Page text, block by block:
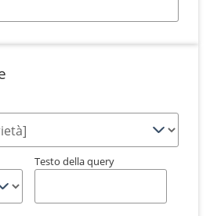
Testo della query